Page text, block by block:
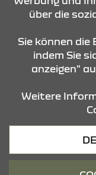
STANDORTE
Datenschutz
über die
Sie können die
indem Sie
anzeigen"
Weitere